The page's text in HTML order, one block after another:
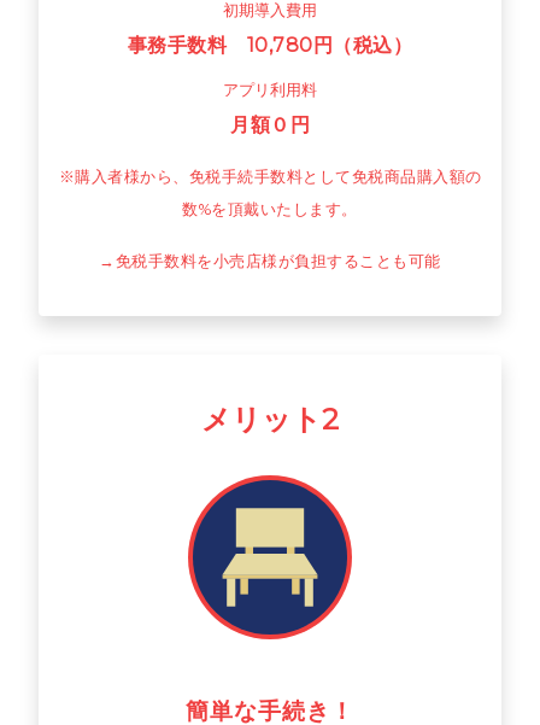
初期導入費用
事務手数料 10,780円（税込）
アプリ利用料
月額０円
※購入者様から、免税手続手数料として免税商品購入額の
数%を頂戴いたします。
→免税手数料を小売店様が負担することも可能
メリット2
簡単な手続き！